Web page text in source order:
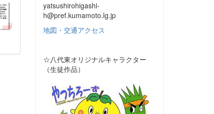
yatsushirohigashi-
h@pref.kumamoto.lg.jp
地図・交通アクセス
☆八代東オリジナルキャラクター
（生徒作品）